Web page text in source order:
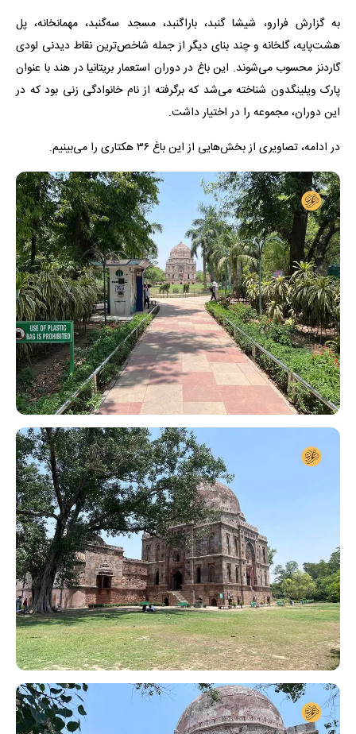
به گزارش فرارو، شیشا گنبد، باراگنبد، مسجد سه‌گنبد، مهمانخانه، پل
هشت‌پایه، گلخانه و چند بنای دیگر از جمله شاخص‌ترین نقاط دیدنی لودی
گاردنز محسوب می‌شوند. این باغ در دوران استعمار بریتانیا در هند با عنوان
پارک ویلینگدون شناخته می‌شد که برگرفته از نام خانوادگی زنی بود که در
این دوران، مجموعه را در اختیار داشت.
در ادامه، تصاویری از بخش‌هایی از این باغ ۳۶ هکتاری را می‌بینیم.